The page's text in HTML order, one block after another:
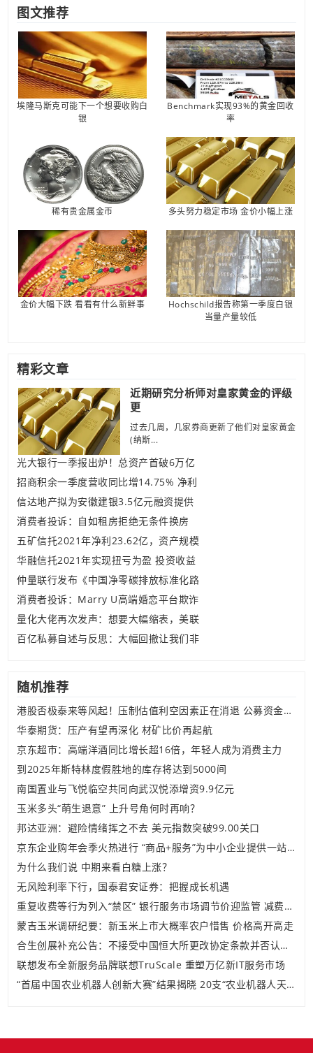
图文推荐
埃隆马斯克可能下一个想要收购白
银
Benchmark实现93%的黄金回收
率
稀有贵金属金币 多头努力稳定市场 金价小幅上涨
金价大幅下跌 看看有什么新鲜事
Hochschild报告称第一季度白银
当量产量较低
精彩文章
近期研究分析师对皇家黄金的评级
更
过去几周，几家券商更新了他们对皇家黄金
(纳斯...
光大银行一季报出炉！总资产首破6万亿
招商积余一季度营收同比增14.75% 净利
信达地产拟为安徽建银3.5亿元融资提供
消费者投诉：自如租房拒绝无条件换房
五矿信托2021年净利23.62亿，资产规模
华融信托2021年实现扭亏为盈 投资收益
仲量联行发布《中国净零碳排放标准化路
消费者投诉：Marry U高端婚恋平台欺诈
量化大佬再次发声：想要大幅缩表，美联
百亿私募自述与反思：大幅回撤让我们非
随机推荐
港股否极泰来等风起！压制估值利空因素正在消退 公募资金加速流入
华泰期货：压产有望再深化 材矿比价再起航
京东超市：高端洋酒同比增长超16倍，年轻人成为消费主力
到2025年斯特林度假胜地的库存将达到5000间
南国置业与飞悦临空共同向武汉悦添增资9.9亿元
玉米多头“萌生退意” 上升号角何时再响？
邦达亚洲：避险情绪挥之不去 美元指数突破99.00关口
京东企业购年会季火热进行 “商品+服务”为中小企业提供一站式采购体验
为什么我们说 中期来看白糖上涨？
无风险利率下行，国泰君安证券：把握成长机遇
重复收费等行为列入“禁区” 银行服务市场调节价迎监管 减费让利有望再进一步
蒙吉玉米调研纪要：新玉米上市大概率农户惜售 价格高开高走
合生创展补充公告：不接受中国恒大所更改协定条款并否认其指控
联想发布全新服务品牌联想TruScale 重塑万亿新IT服务市场
“首届中国农业机器人创新大赛”结果揭晓 20支“农业机器人天团”同场竞技